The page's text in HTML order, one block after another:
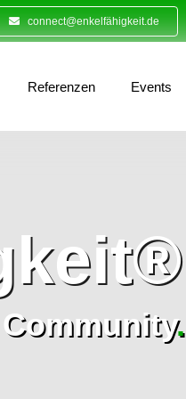
connect@enkelfähigkeit.de
Referenzen Events
.